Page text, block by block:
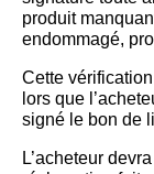
produit
endommagé,
Cette
lors que
signé le bon de
L’acheteur